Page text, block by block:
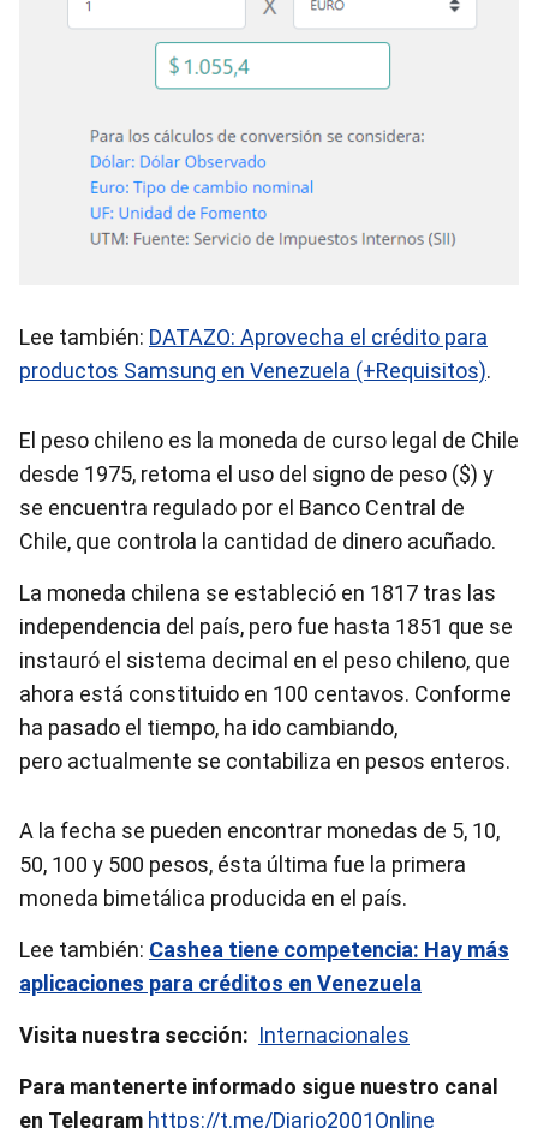
Lee también: DATAZO: Aprovecha el crédito para
productos Samsung en Venezuela (+Requisitos).
El peso chileno es la moneda de curso legal de Chile
desde 1975, retoma el uso del signo de peso ($) y
se encuentra regulado por el Banco Central de
Chile, que controla la cantidad de dinero acuñado.
La moneda chilena se estableció en 1817 tras las
independencia del país, pero fue hasta 1851 que se
instauró el sistema decimal en el peso chileno, que
ahora está constituido en 100 centavos. Conforme
ha pasado el tiempo, ha ido cambiando,
pero actualmente se contabiliza en pesos enteros.
A la fecha se pueden encontrar monedas de 5, 10,
50, 100 y 500 pesos, ésta última fue la primera
moneda bimetálica producida en el país.
Lee también: Cashea tiene competencia: Hay más
aplicaciones para créditos en Venezuela
Visita nuestra sección: Internacionales
Para mantenerte informado sigue nuestro canal
en Telegram https://t.me/Diario2001Online